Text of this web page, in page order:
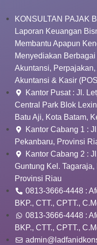
KONSULTAN PAJAK
Laporan Keuangan
Membantu Apapun
Menyediakan
Akuntansi,
Akuntansi & Kasir
Kantor Pusat : Jl.
Central Park Blok
Batu Aji, Kota Batam,
Kantor Cabang 1 :
Pekanbaru, Provinsi
Kantor Cabang 2 :
Guntung Kel.
Provinsi Riau
0813-3666-4448 :
BKP., CTT., CPTT.,
0813-3666-4448 :
BKP., CTT., CPTT.,